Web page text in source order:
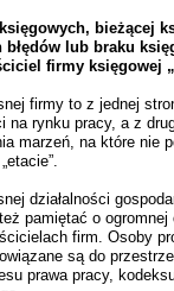
bieżącej
błędów lub braku
firmy księgowej
firmy to z jednej
na rynku pracy, a z
marzeń, na które nie
działalności
pamiętać o
firm. Osoby
są do
prawa pracy,